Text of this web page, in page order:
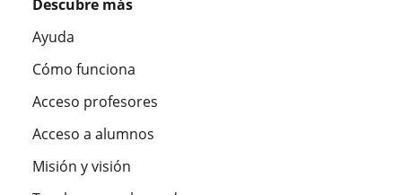
Descubre más
Ayuda
Cómo funciona
Acceso profesores
Acceso a alumnos
Misión y visión